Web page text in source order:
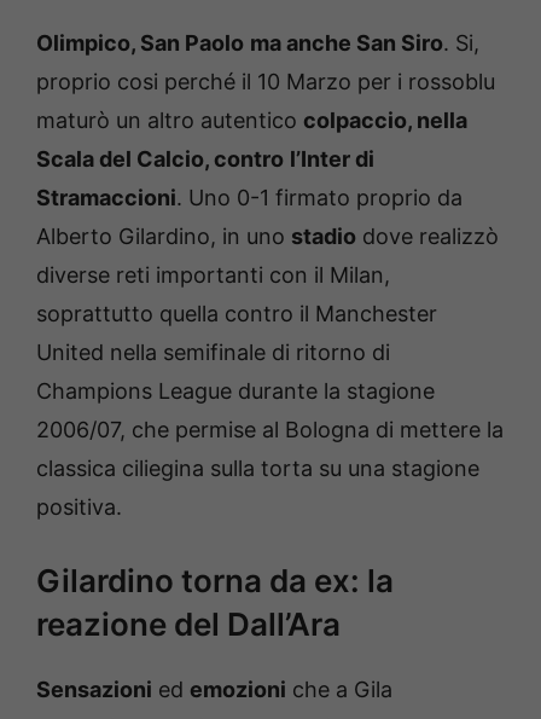
Olimpico, San Paolo ma anche San Siro. Si,
proprio cosi perché il 10 Marzo per i rossoblu
maturò un altro autentico colpaccio, nella
Scala del Calcio, contro l’Inter di
Stramaccioni. Uno 0-1 firmato proprio da
Alberto Gilardino, in uno stadio dove realizzò
diverse reti importanti con il Milan,
soprattutto quella contro il Manchester
United nella semifinale di ritorno di
Champions League durante la stagione
2006/07, che permise al Bologna di mettere la
classica ciliegina sulla torta su una stagione
positiva.
Gilardino torna da ex: la
reazione del Dall’Ara
Sensazioni ed emozioni che a Gila